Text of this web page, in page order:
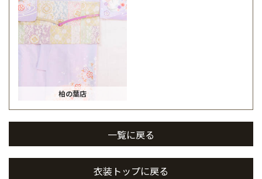
柏の葉店
一覧に戻る
衣装トップに戻る